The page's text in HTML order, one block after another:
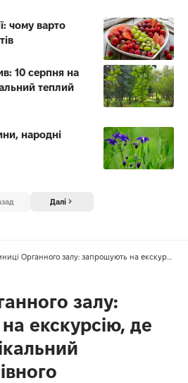
чому варто
10 серпня на
теплий
народні
Далі
Органного залу: запрошують на екскурсію, де покажуть унікальний інструмент Рівного
залу:
екскурсію, де